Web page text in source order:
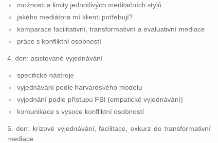
možnosti a limity jednotlivých meditačních stylů
jakého mediátora mí klienti potřebují?
komparace facilitativní, transformativní a evaluativní mediace
práce s konfliktní osobností
4. den: asistované vyjednávání
specifické nástroje
vyjednávání podle harvardského modelu
vyjednání podle přístupu FBI (empatické vyjednávání)
komunikace s vysoce konfliktní osobností
5. den: krizové vyjednávání, facilitace, exkurz do transformativní
mediace